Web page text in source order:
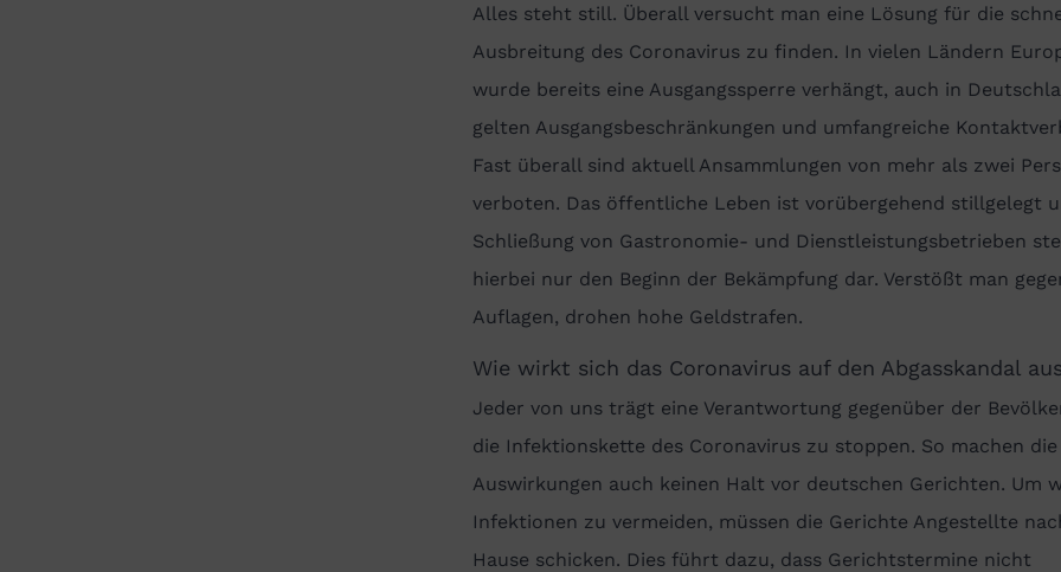
Alles steht still. Überall versucht man eine Lösung für die
Ausbreitung des Coronavirus zu finden. In vielen Ländern
wurde bereits eine Ausgangssperre verhängt, auch in
gelten Ausgangsbeschränkungen und umfangreiche
Fast überall sind aktuell Ansammlungen von mehr als zwei
verboten. Das öffentliche Leben ist vorübergehend stillgelegt
Schließung von Gastronomie- und Dienstleistungsbetrieben
hierbei nur den Beginn der Bekämpfung dar. Verstößt man
Auflagen, drohen hohe Geldstrafen.
Wie wirkt sich das Coronavirus auf den Abgasskandal
Jeder von uns trägt eine Verantwortung gegenüber der
die Infektionskette des Coronavirus zu stoppen. So machen die
Auswirkungen auch keinen Halt vor deutschen Gerichten. Um
Infektionen zu vermeiden, müssen die Gerichte Angestellte
Hause schicken. Dies führt dazu, dass Gerichtstermine nicht